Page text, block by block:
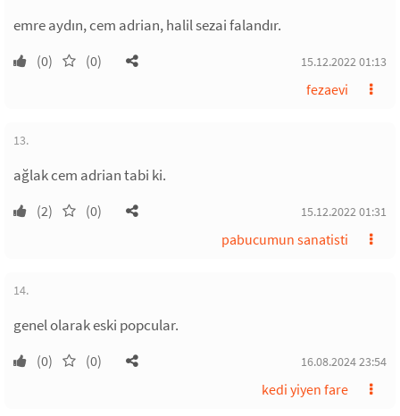
emre aydın, cem adrian, halil sezai falandır.
(0) (0) 15.12.2022 01:13
fezaevi
13.
ağlak cem adrian tabi ki.
(2) (0) 15.12.2022 01:31
pabucumun sanatisti
14.
genel olarak eski popcular.
(0) (0) 16.08.2024 23:54
kedi yiyen fare